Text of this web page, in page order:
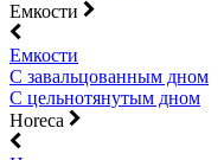
Емкости
Емкости
С завальцованным дном
С цельнотянутым дном
Horeca